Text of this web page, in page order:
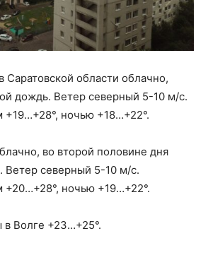
Саратовской области облачно,
дождь. Ветер северный 5-10 м/с.
+19…+28°, ночью +18…+22°.
во второй половине дня
Ветер северный 5-10 м/с.
+20…+28°, ночью +19…+22°.
Волге +23…+25°.